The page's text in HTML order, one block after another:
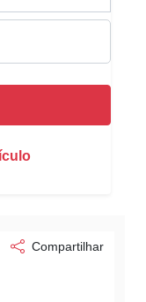
Compartilhar